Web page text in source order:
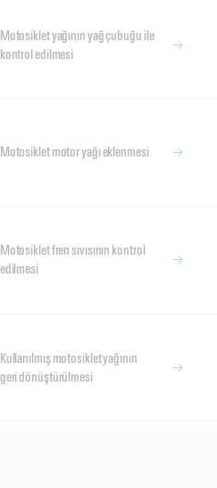
Motosiklet yağının yağ çubuğu ile
kontrol edilmesi
Motosiklet motor yağı eklenmesi
Motosiklet fren sıvısının kontrol
edilmesi
Kullanılmış motosiklet yağının
geri dönüştürülmesi